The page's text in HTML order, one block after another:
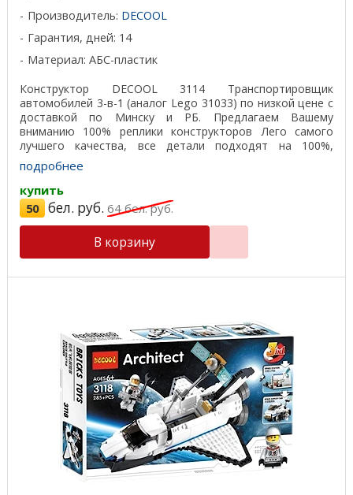
Производитель: DECOOL
Гарантия, дней: 14
Материал: АБС-пластик
Конструктор DECOOL 3114 Транспортировщик
автомобилей 3-в-1 (аналог Lego 31033) по низкой цене с
доставкой по Минску и РБ. Предлагаем Вашему
вниманию 100% реплики конструкторов Лего самого
лучшего качества, все детали подходят на 100%,
отличный ...
подробнее
купить
50 бел. руб. 64бел. руб.
В корзину